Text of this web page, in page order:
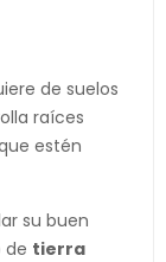
de suelos
raíces
estén
su buen
de tierra